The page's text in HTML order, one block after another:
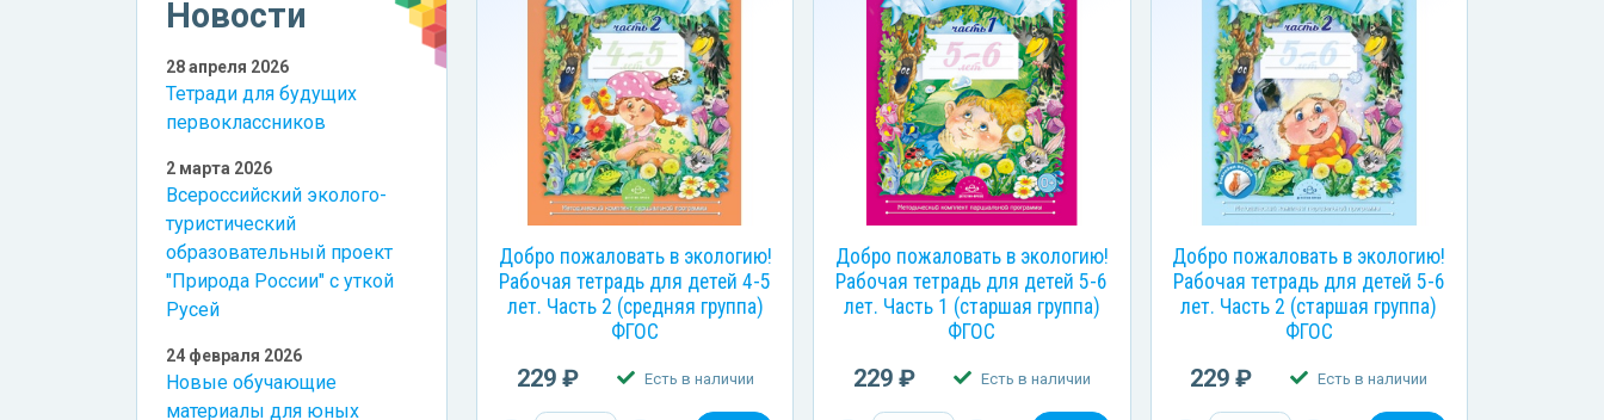
Новости
28 апреля 2026
Тетради для будущих
первоклассников
2 марта 2026
Всероссийский эколого-
туристический
образовательный проект
"Природа России" с уткой
Русей
24 февраля 2026
Новые обучающие
материалы для юных
Добро пожаловать в экологию!
Рабочая тетрадь для детей 4-5
лет. Часть 2 (средняя группа)
ФГОС
229 ₽ Есть в наличии
Добро пожаловать в экологию!
Рабочая тетрадь для детей 5-6
лет. Часть 1 (старшая группа)
ФГОС
229 ₽ Есть в наличии
Добро пожаловать в экологию!
Рабочая тетрадь для детей 5-6
лет. Часть 2 (старшая группа)
ФГОС
229 ₽ Есть в наличии